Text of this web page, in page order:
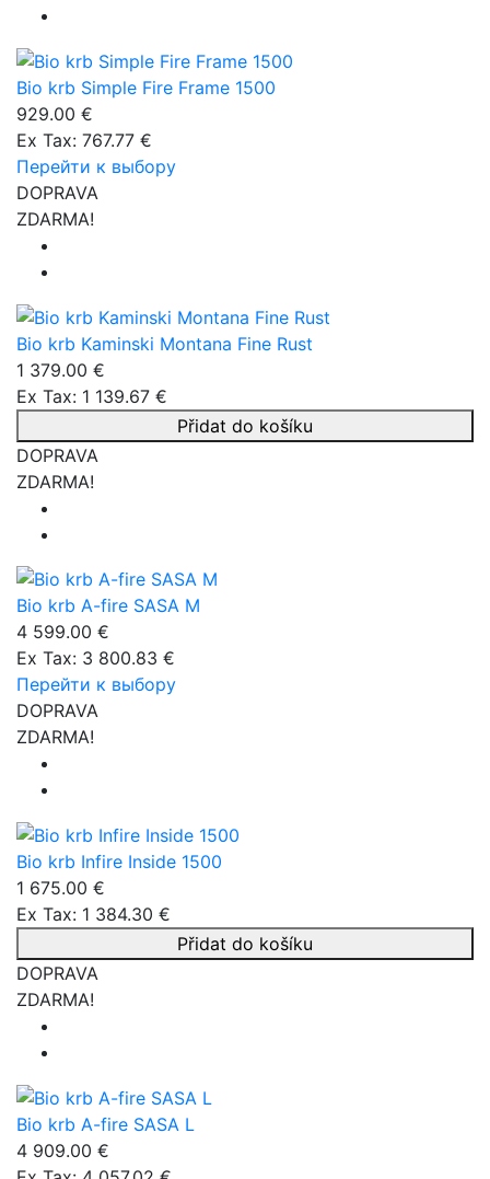
Bio krb Simple Fire Frame 1500
929.00 €
Ex Tax: 767.77 €
Перейти к выбору
DOPRAVA
ZDARMA!
Bio krb Kaminski Montana Fine Rust
1 379.00 €
Ex Tax: 1 139.67 €
Přidat do košíku
DOPRAVA
ZDARMA!
Bio krb A-fire SASA M
4 599.00 €
Ex Tax: 3 800.83 €
Перейти к выбору
DOPRAVA
ZDARMA!
Bio krb Infire Inside 1500
1 675.00 €
Ex Tax: 1 384.30 €
Přidat do košíku
DOPRAVA
ZDARMA!
Bio krb A-fire SASA L
4 909.00 €